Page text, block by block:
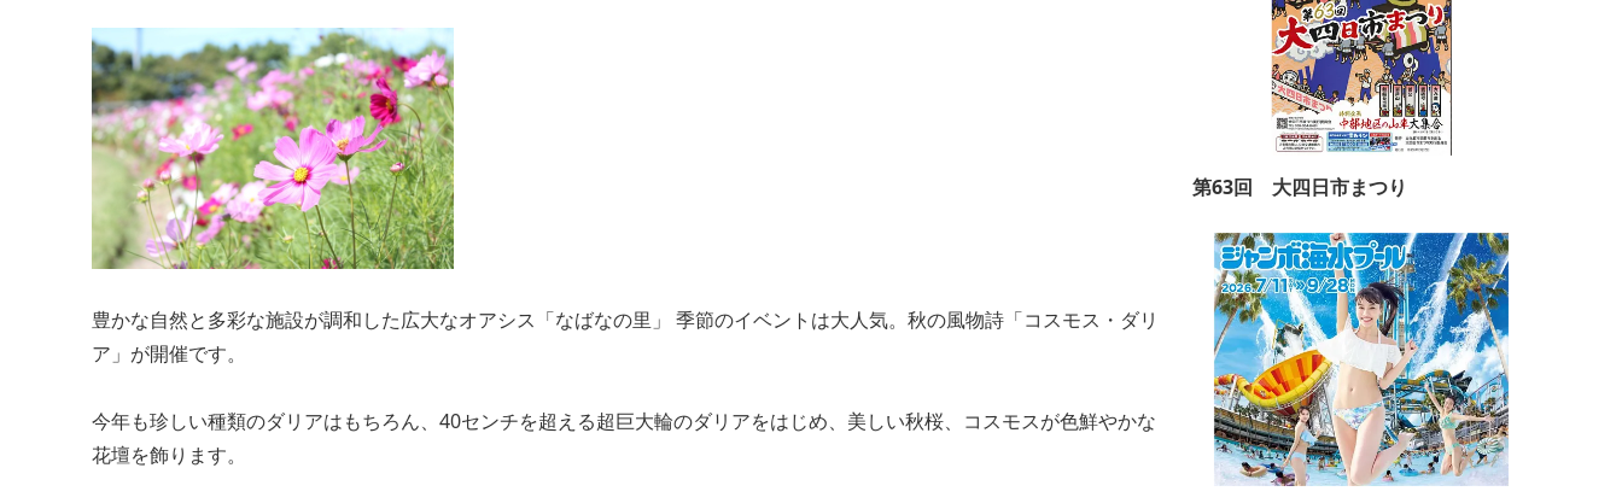
豊かな自然と多彩な施設が調和した広大なオアシス「なばなの里」 季節のイベントは大人気。秋の風物詩「コスモス・ダリ
ア」が開催です。
今年も珍しい種類のダリアはもちろん、40センチを超える超巨大輪のダリアをはじめ、美しい秋桜、コスモスが色鮮やかな
花壇を飾ります。
第63回 大四日市まつり